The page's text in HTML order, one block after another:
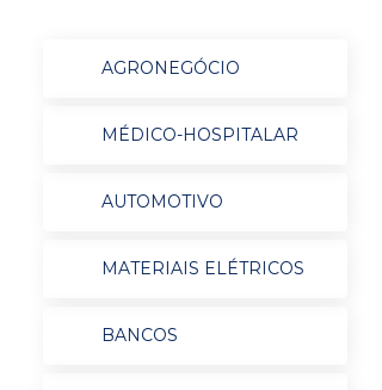
AGRONEGÓCIO
MÉDICO-HOSPITALAR
AUTOMOTIVO
MATERIAIS ELÉTRICOS
BANCOS